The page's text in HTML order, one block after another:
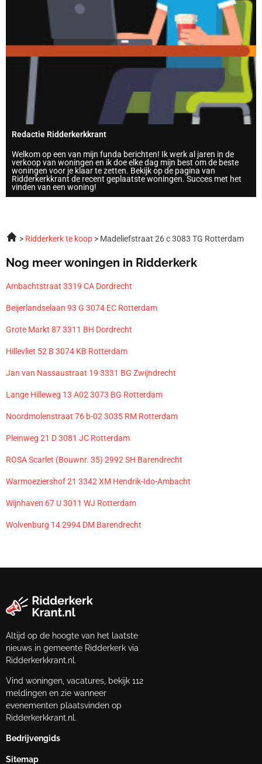
Redactie Ridderkerkkrant
Welkom op een van mijn funda berichten! Ik werk al jaren in de
verkoop van woningen en ik doe elke dag mijn best om de beste
woningen voor je klaar te zetten. Bekijk op de pagina van
Ridderkerkkrant de recent geplaatste woningen. Succes met het
vinden van een woning!
Ridderkerk te koop Madeliefstraat 26 c 3083 TG Rotterdam
Nog meer woningen in Ridderkerk
Ambachtstraat 3319 CA Dordrecht
Beijerlandselaan 93 G 3074 EC Rotterdam
Grote Markt 87 3311 BH Dordrecht
Hillevliet 52 B 3074 KB Rotterdam
Jan van Nassaustraat 19 3331 BG Zwijndrecht
Lange Hilleweg 13 A02 3073 BG Rotterdam
Noordmolenstraat 76 b-02 3035 RM Rotterdam
Pleinweg 21 D 3081 JC Rotterdam
ROSA Scarlet (Bouwnr. 35) 2992 SH Barendrecht
Warmoeziershof 21 3342 XM Hendrik-Ido-Ambacht
Wijnhaven 67 U 3011 WJ Rotterdam
Wolvenburg 14 2994 DM Barendrecht
Altijd op de hoogte van het laatste
nieuws in gemeente Ridderkerk via
Ridderkerkkrant.nl.
Vind woningen, vacatures, bekijk 112
meldingen en zie wanneer
evenementen plaatsvinden op
Ridderkerkkrant.nl.
Bedrijvengids
Sitemap